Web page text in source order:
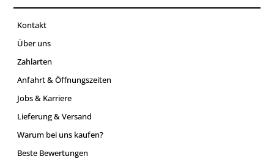
Kontakt
Über uns
Zahlarten
Anfahrt & Öffnungszeiten
Jobs & Karriere
Lieferung & Versand
Warum bei uns kaufen?
Beste Bewertungen